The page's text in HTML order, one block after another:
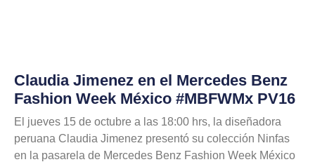
Claudia Jimenez en el Mercedes Benz
Fashion Week México #MBFWMx PV16
El jueves 15 de octubre a las 18:00 hrs, la diseñadora
peruana Claudia Jimenez presentó su colección Ninfas
en la pasarela de Mercedes Benz Fashion Week México